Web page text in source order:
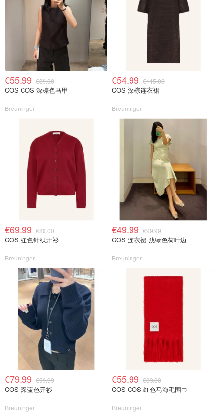
€55.99 €89.00
COS COS 深棕色马甲
Breuninger
€54.99 €115.00
COS 深棕连衣裙
Breuninger
€69.99 €89.00
COS 红色针织开衫
Breuninger
€49.99 €99.99
COS 连衣裙 浅绿色荷叶边
Breuninger
€79.99 €99.99
COS 深蓝色开衫
Breuninger
€55.99 €89.00
COS COS 红色马海毛围巾
Breuninger